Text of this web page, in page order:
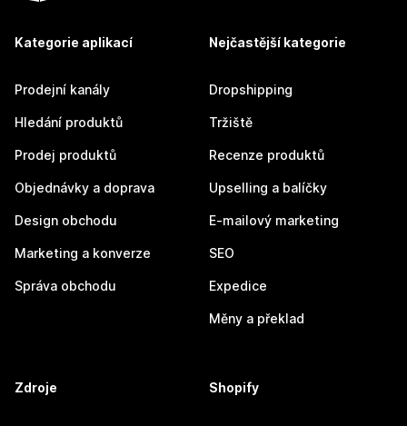
Kategorie aplikací
Prodejní kanály
Hledání produktů
Prodej produktů
Objednávky a doprava
Design obchodu
Marketing a konverze
Správa obchodu
Nejčastější kategorie
Dropshipping
Tržiště
Recenze produktů
Upselling a balíčky
E-mailový marketing
SEO
Expedice
Měny a překlad
Zdroje Shopify